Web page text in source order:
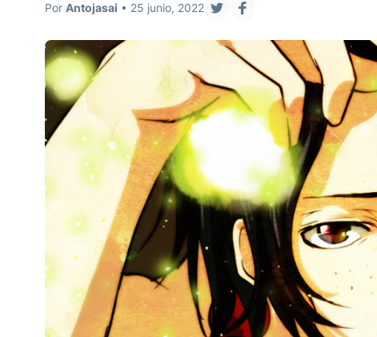
Por Antojasai • 25 junio, 2022
compartir en twitter
compartir en facebook